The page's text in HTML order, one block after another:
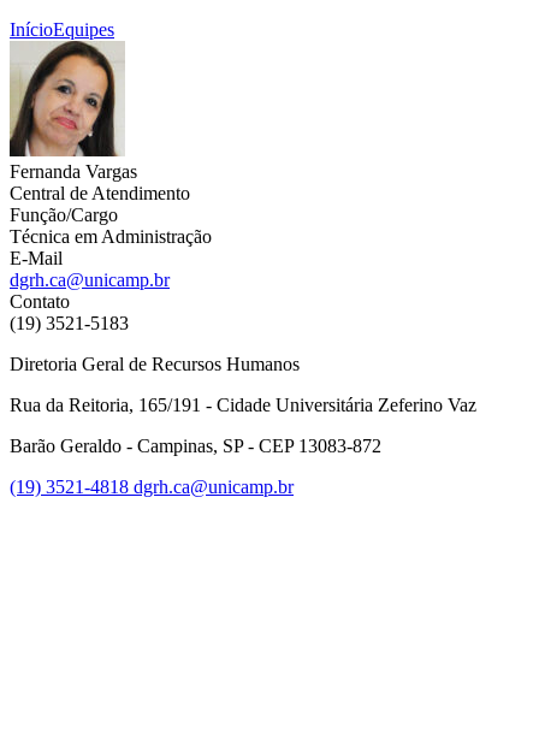
InícioEquipes
Fernanda Vargas
Central de Atendimento
Função/Cargo
Técnica em Administração
E-Mail
dgrh.ca@unicamp.br
Contato
(19) 3521-5183
Diretoria Geral de Recursos Humanos
Rua da Reitoria, 165/191 - Cidade Universitária Zeferino Vaz
Barão Geraldo - Campinas, SP - CEP 13083-872
(19) 3521-4818 dgrh.ca@unicamp.br